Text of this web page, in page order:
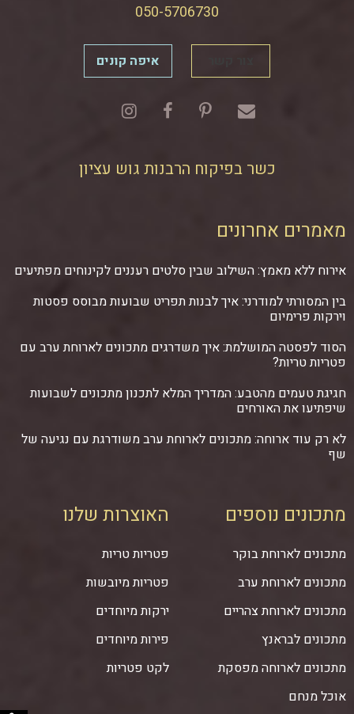
050-5706730
איפה קונים
כשר בפיקוח הרבנות גוש עציון
מאמרים אחרונים
אירוח ללא מאמץ: השילוב שבין סלטים רעננים לקינוחים מפתיעים
בין המסורתי למודרני: איך לבנות תפריט שבועות מבוסס פסטות
וירקות פרימיום
הסוד לפסטה המושלמת: איך משדרגים מתכונים לארוחת ערב עם
פטריות טריות?
חגיגת טעמים מהטבע: המדריך המלא לתכנון מתכונים לשבועות
שיפתיעו את האורחים
לא רק עוד ארוחה: מתכונים לארוחת ערב משודרגת עם נגיעה של
שף
מתכונים נוספים
מתכונים לארוחת בוקר
מתכונים לארוחת ערב
מתכונים לארוחת צהריים
מתכונים לבראנץ
מתכונים לארוחה מפסקת
אוכל מנחם
האוצרות שלנו
פטריות טריות
פטריות מיובשות
ירקות מיוחדים
פירות מיוחדים
לקט פטריות